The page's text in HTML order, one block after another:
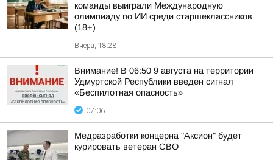
команды выиграли Международную
олимпиаду по ИИ среди старшеклассников
(18+)
Вчера, 18:28
Внимание! В 06:50 9 августа на территории
Удмуртской Республики введен сигнал
«Беспилотная опасность»
07:06
Медразработки концерна "Аксион" будет
курировать ветеран СВО